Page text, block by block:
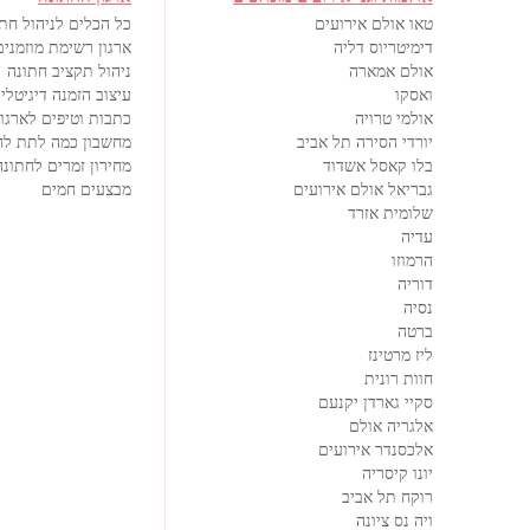
טאו אולם אירועים
דימיטריוס דליה
אולם אמארה
ואסקו
אולמי טרויה
יורדי הסירה תל אביב
בלו קאסל אשדוד
גבריאל אולם אירועים
שלומית אזרד
עדיה
הרמוזו
דוריה
נסיה
ברטה
ליז מרטינז
חוות רונית
סקיי גארדן יקנעם
אלגריה אולם
אלכסנדר אירועים
יונו קיסריה
רוקח תל אביב
ויה נס ציונה
כל הכלים לניהול
ארגון רשימת
ניהול תקציב חתונה
עיצוב הזמנה
כתבות וטיפים
מחשבון כמה לתת
מחירון זמרים
מבצעים חמים